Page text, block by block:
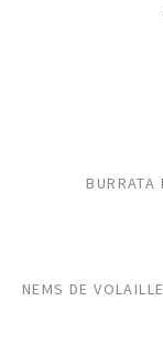
BURRATA
NEMS DE